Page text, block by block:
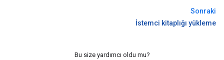
Sonraki
İstemci kitaplığı yükleme
Bu size yardımcı oldu mu?